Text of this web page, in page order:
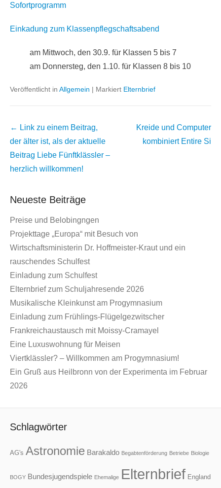
Sofortprogramm
Einkadung zum Klassenpflegschaftsabend
am Mittwoch, den 30.9. für Klassen 5 bis 7
am Donnersteg, den 1.10. für Klassen 8 bis 10
Veröffentlicht in Allgemein | Markiert Elternbrief
Beitrags
Übersicht
← Link zu einem Beitrag,
der älter ist, als der aktuelle
Beitrag Liebe Fünftklässler –
herzlich willkommen!
Kreide und Computer
kombiniert Entire Si
Neueste Beiträge
Preise und Belobingngen
Projekttage „Europa“ mit Besuch von
Wirtschaftsministerin Dr. Hoffmeister-Kraut und ein
rauschendes Schulfest
Einladung zum Schulfest
Elternbrief zum Schuljahresende 2026
Musikalische Kleinkunst am Progymnasium
Einladung zum Frühlings-Flügelgezwitscher
Frankreichaustausch mit Moissy-Cramayel
Eine Luxuswohnung für Meisen
Viertklässler? – Willkommen am Progymnasium!
Ein Gruß aus Heilbronn von der Experimenta im Februar
2026
Schlagwörter
AG's Astronomie Barakaldo Begabtenförderung Betriebe Biologie
BOGY Bundesjugendspiele Ehemalige Elternbrief England